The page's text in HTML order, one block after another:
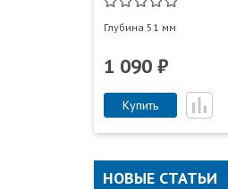
Глубина 51 мм
1 090 ₽
Купить
НОВЫЕ СТАТЬИ